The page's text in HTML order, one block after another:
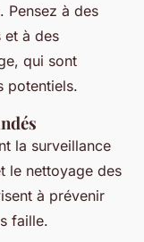
Pensez à des
et à des
qui sont
potentiels.
la surveillance
le nettoyage des
à prévenir
faille.